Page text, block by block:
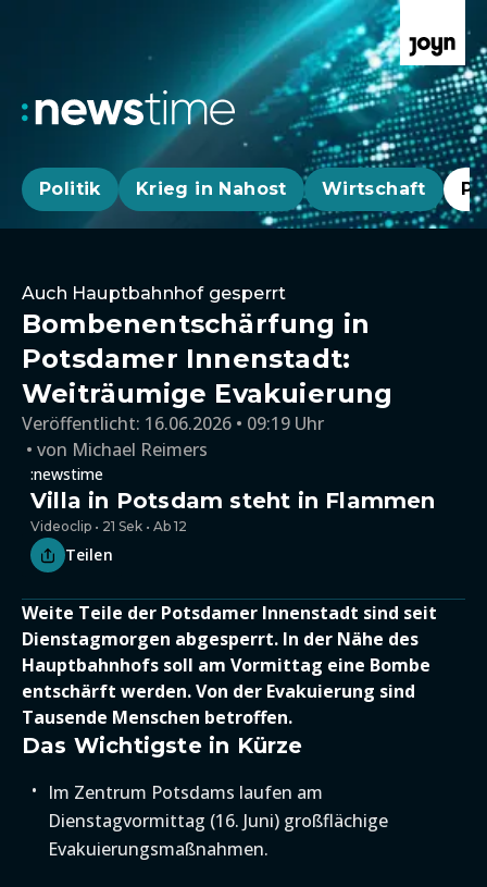
Politik Krieg in Nahost Wirtschaft
Auch Hauptbahnhof gesperrt
Bombenentschärfung in
Potsdamer Innenstadt:
Weiträumige Evakuierung
Veröffentlicht: 16.06.2026 • 09:19 Uhr
von Michael Reimers
:newstime
Villa in Potsdam steht in Flammen
Videoclip • 21 Sek • Ab 12
Teilen
Weite Teile der Potsdamer Innenstadt sind seit
Dienstagmorgen abgesperrt. In der Nähe des
Hauptbahnhofs soll am Vormittag eine Bombe
entschärft werden. Von der Evakuierung sind
Tausende Menschen betroffen.
Das Wichtigste in Kürze
Im Zentrum Potsdams laufen am
Dienstagvormittag (16. Juni) großflächige
Evakuierungsmaßnahmen.